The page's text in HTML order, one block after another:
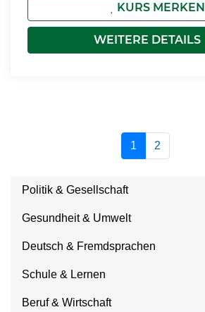
KURS MERKEN
WEITERE DETAILS
1 2
Politik & Gesellschaft
Gesundheit & Umwelt
Deutsch & Fremdsprachen
Schule & Lernen
Beruf & Wirtschaft